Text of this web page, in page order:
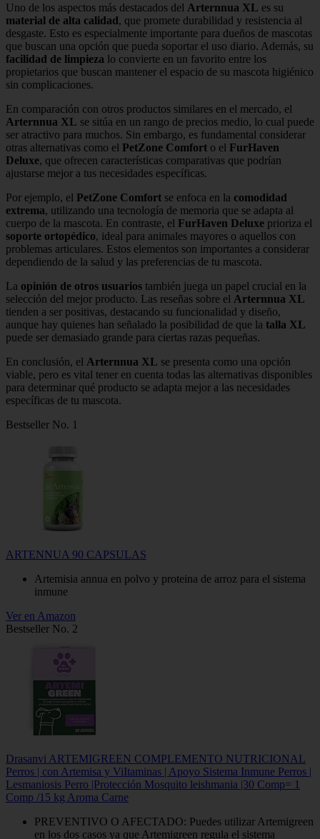
Uno de los aspectos más destacados del Arternnua XL es su
material de alta calidad, que promete durabilidad y resistencia al
desgaste. Esto es especialmente importante para dueños de mascotas
que buscan una opción que pueda soportar el uso diario. Además, su
facilidad de limpieza lo convierte en un favorito entre los
propietarios que buscan mantener el espacio de su mascota higiénico
sin complicaciones.
En comparación con otros productos similares en el mercado, el
Arternnua XL se sitúa en un rango de precios medio, lo cual puede
ser atractivo para muchos. Sin embargo, es fundamental considerar
otras alternativas como el PetZone Comfort o el FurHaven
Deluxe, que ofrecen características comparativas que podrían
ajustarse mejor a tus necesidades específicas.
Por ejemplo, el PetZone Comfort se enfoca en la comodidad
extrema, utilizando una tecnología de memoria que se adapta al
cuerpo de la mascota. En contraste, el FurHaven Deluxe prioriza el
soporte ortopédico, ideal para animales mayores o aquellos con
problemas articulares. Estos elementos son importantes a considerar
dependiendo de la salud y las preferencias de tu mascota.
La opinión de otros usuarios también juega un papel crucial en la
selección del mejor producto. Las reseñas sobre el Arternnua XL
tienden a ser positivas, destacando su funcionalidad y diseño,
aunque hay quienes han señalado la posibilidad de que la talla XL
puede ser demasiado grande para ciertas razas pequeñas.
En conclusión, el Arternnua XL se presenta como una opción
viable, pero es vital tener en cuenta todas las alternativas disponibles
para determinar qué producto se adapta mejor a las necesidades
específicas de tu mascota.
Bestseller No. 1
ARTENNUA 90 CAPSULAS
Artemisia annua en polvo y proteina de arroz para el sistema
inmune
Ver en Amazon
Bestseller No. 2
Drasanvi ARTEMIGREEN COMPLEMENTO NUTRICIONAL
Perros | con Artemisa y ViItaminas | Apoyo Sistema Inmune Perros |
Lesmaniosis Perro |Protección Mosquito leishmania |30 Comp= 1
Comp /15 kg Aroma Carne
PREVENTIVO O AFECTADO: Puedes utilizar Artemigreen
en los dos casos ya que Artemigreen regula el sistema